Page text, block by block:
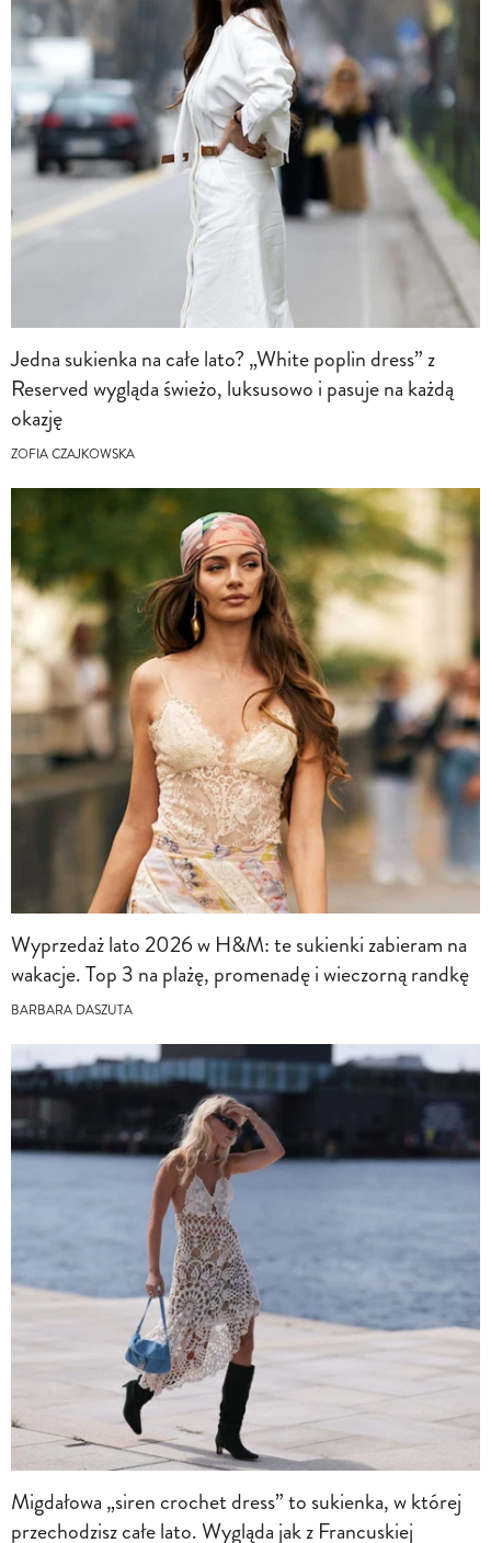
Jedna sukienka na całe lato? „White poplin dress” z
Reserved wygląda świeżo, luksusowo i pasuje na każdą
okazję
ZOFIA CZAJKOWSKA
Wyprzedaż lato 2026 w H&M: te sukienki zabieram na
wakacje. Top 3 na plażę, promenadę i wieczorną randkę
BARBARA DASZUTA
Migdałowa „siren crochet dress” to sukienka, w której
przechodzisz całe lato. Wygląda jak z Francuskiej